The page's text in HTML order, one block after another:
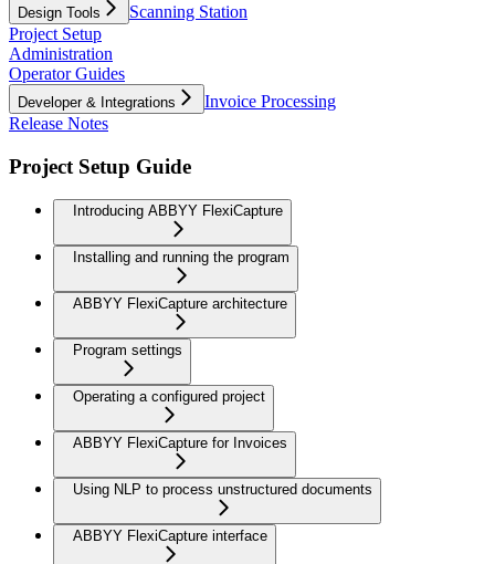
Design Tools
Scanning Station
Project Setup
Administration
Operator Guides
Developer & Integrations
Invoice Processing
Release Notes
Project Setup Guide
Introducing ABBYY FlexiCapture
Installing and running the program
ABBYY FlexiCapture architecture
Program settings
Operating a configured project
ABBYY FlexiCapture for Invoices
Using NLP to process unstructured documents
ABBYY FlexiCapture interface